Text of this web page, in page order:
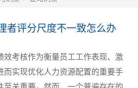
者评分尺度不一致怎么办
效考核作为衡量员工工作表现、激
而实现优化人力资源配置的重要手